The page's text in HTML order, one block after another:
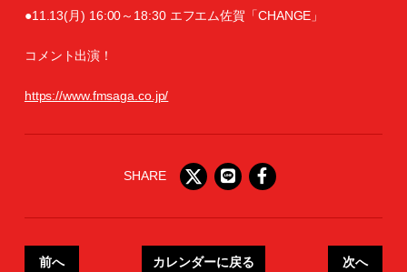
●11.13(月) 16:00～18:30 エフエム佐賀「CHANGE」
コメント出演！
https://www.fmsaga.co.jp/
SHARE
前へ カレンダーに戻る 次へ